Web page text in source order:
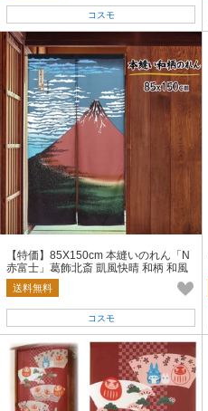
コスモ
【特価】85X150cm 本縫いのれん「N
赤富士」葛飾北斎 凱風快晴 和柄 和風
目隠し 暖簾
送料無料
コスモ